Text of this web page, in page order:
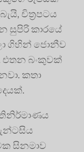
චිත්‍රපටය
සුපිරි කාරයේ
ගිහින් ජොනීව
එතන බංකුවක්
කතා
සිනමාව